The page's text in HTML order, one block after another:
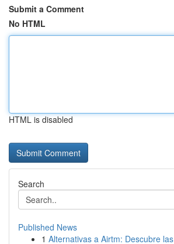
Submit a Comment
No HTML
HTML is disabled
Search
Published News
1 Alternativas a Airtm: Descubre